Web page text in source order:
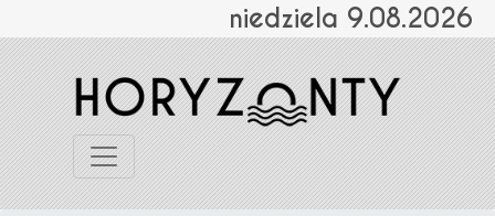
niedziela 9.08.2026